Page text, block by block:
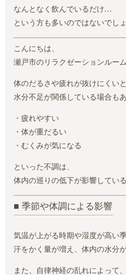
なんとなく飲んでいるだけ…
という方も多いのではないでし
こんにちは、
瀬戸市のリラクゼーションルー
体のだるさや疲れが抜けにくい
水分不足が関係している場合もあ
・疲れやすい
・体が重だるい
・むくみが気になる
といった不調は、
体内の巡りの低下が影響してい
■ 季節や体調による影響
気温が上がる時期や湿度が高い季
汗をかく量が増え、体内の水分
また、自律神経の乱れによって、